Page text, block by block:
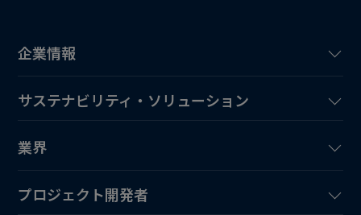
企業情報
サステナビリティ・ソリューション
業界
プロジェクト開発者